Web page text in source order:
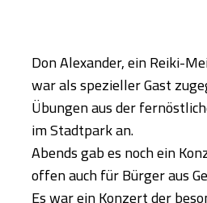
Don Alexander, ein Reiki-
war als spezieller Gast
Übungen aus der
im Stadtpark an.
Abends gab es noch ein
offen auch für Bürger aus
Es war ein Konzert der